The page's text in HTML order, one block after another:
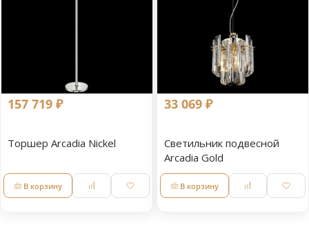
157 719 ₽
Торшер Arcadia Nickel
В корзину
33 069 ₽
Светильник подвесной
Arcadia Gold
В корзину